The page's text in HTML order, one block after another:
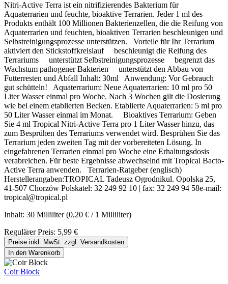
Nitri-Active Terra ist ein nitrifizierendes Bakterium für
Aquaterrarien und feuchte, bioaktive Terrarien. Jeder 1 ml des
Produkts enthält 100 Millionen Bakterienzellen, die die Reifung von
Aquaterrarien und feuchten, bioaktiven Terrarien beschleunigen und
Selbstreinigungsprozesse unterstützen. Vorteile für Ihr Terrarium
aktiviert den Stickstoffkreislauf beschleunigt die Reifung des
Terrariums unterstützt Selbstreinigungsprozesse begrenzt das
Wachstum pathogener Bakterien unterstützt den Abbau von
Futterresten und Abfall Inhalt: 30ml Anwendung: Vor Gebrauch
gut schütteln! Aquaterrarium: Neue Aquaterrarien: 10 ml pro 50
Liter Wasser einmal pro Woche. Nach 3 Wochen gilt die Dosierung
wie bei einem etablierten Becken. Etablierte Aquaterrarien: 5 ml pro
50 Liter Wasser einmal im Monat. Bioaktives Terrarium: Geben
Sie 4 ml Tropical Nitri-Active Terra pro 1 Liter Wasser hinzu, das
zum Besprühen des Terrariums verwendet wird. Besprühen Sie das
Terrarium jeden zweiten Tag mit der vorbereiteten Lösung. In
eingefahrenen Terrarien einmal pro Woche eine Erhaltungsdosis
verabreichen. Für beste Ergebnisse abwechselnd mit Tropical Bacto-
Active Terra anwenden. Terrarien-Ratgeber (englisch)
Herstellerangaben:TROPICAL Tadeusz Ogrodnikul. Opolska 25,
41-507 Chorzów Polskatel: 32 249 92 10 | fax: 32 249 94 58e-mail:
tropical@tropical.pl
Inhalt: 30 Milliliter(0,20 € / 1 Milliliter)
Regulärer Preis: 5,99 €
Preise inkl. MwSt. zzgl. Versandkosten
In den Warenkorb
Coir Block